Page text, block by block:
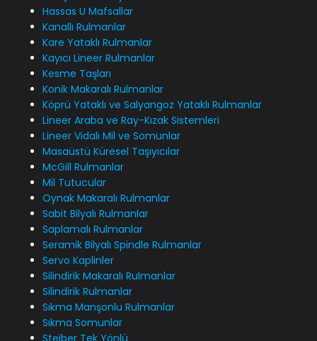
Hassas U Mafsallar
Kanallı Rulmanlar
Kare Yataklı Rulmanlar
Kayıcı Lineer Rulmanlar
Kesme Taşları
Konik Makaralı Rulmanlar
Köprü Yataklı ve Salyangoz Yataklı Rulmanlar
Lineer Araba ve Ray-Kızak Sistemleri
Lineer Vidalı Mil ve Somunlar
Masaüstü Küresel Taşıyıcılar
McGill Rulmanlar
Mil Tutucular
Oynak Makaralı Rulmanlar
Sabit Bilyalı Rulmanlar
Saplamalı Rulmanlar
Seramik Bilyalı Spindle Rulmanlar
Servo Kaplinler
Silindirik Makaralı Rulmanlar
Silindirik Rulmanlar
Sıkma Manşonlu Rulmanlar
Sıkma Somunlar
Steiber Tek Yönlü